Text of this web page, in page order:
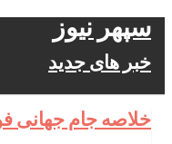
سپهر نیوز
خبر های جدید
خلاصه جام جهانی